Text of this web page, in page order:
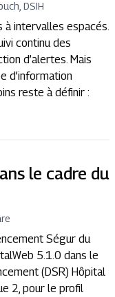
DSIH
à intervalles espacés.
continu des
d’alertes. Mais
d’information
reste à définir :
le cadre du
Ségur du
5.1.0 dans le
(DSR) Hôpital
2, pour le profil